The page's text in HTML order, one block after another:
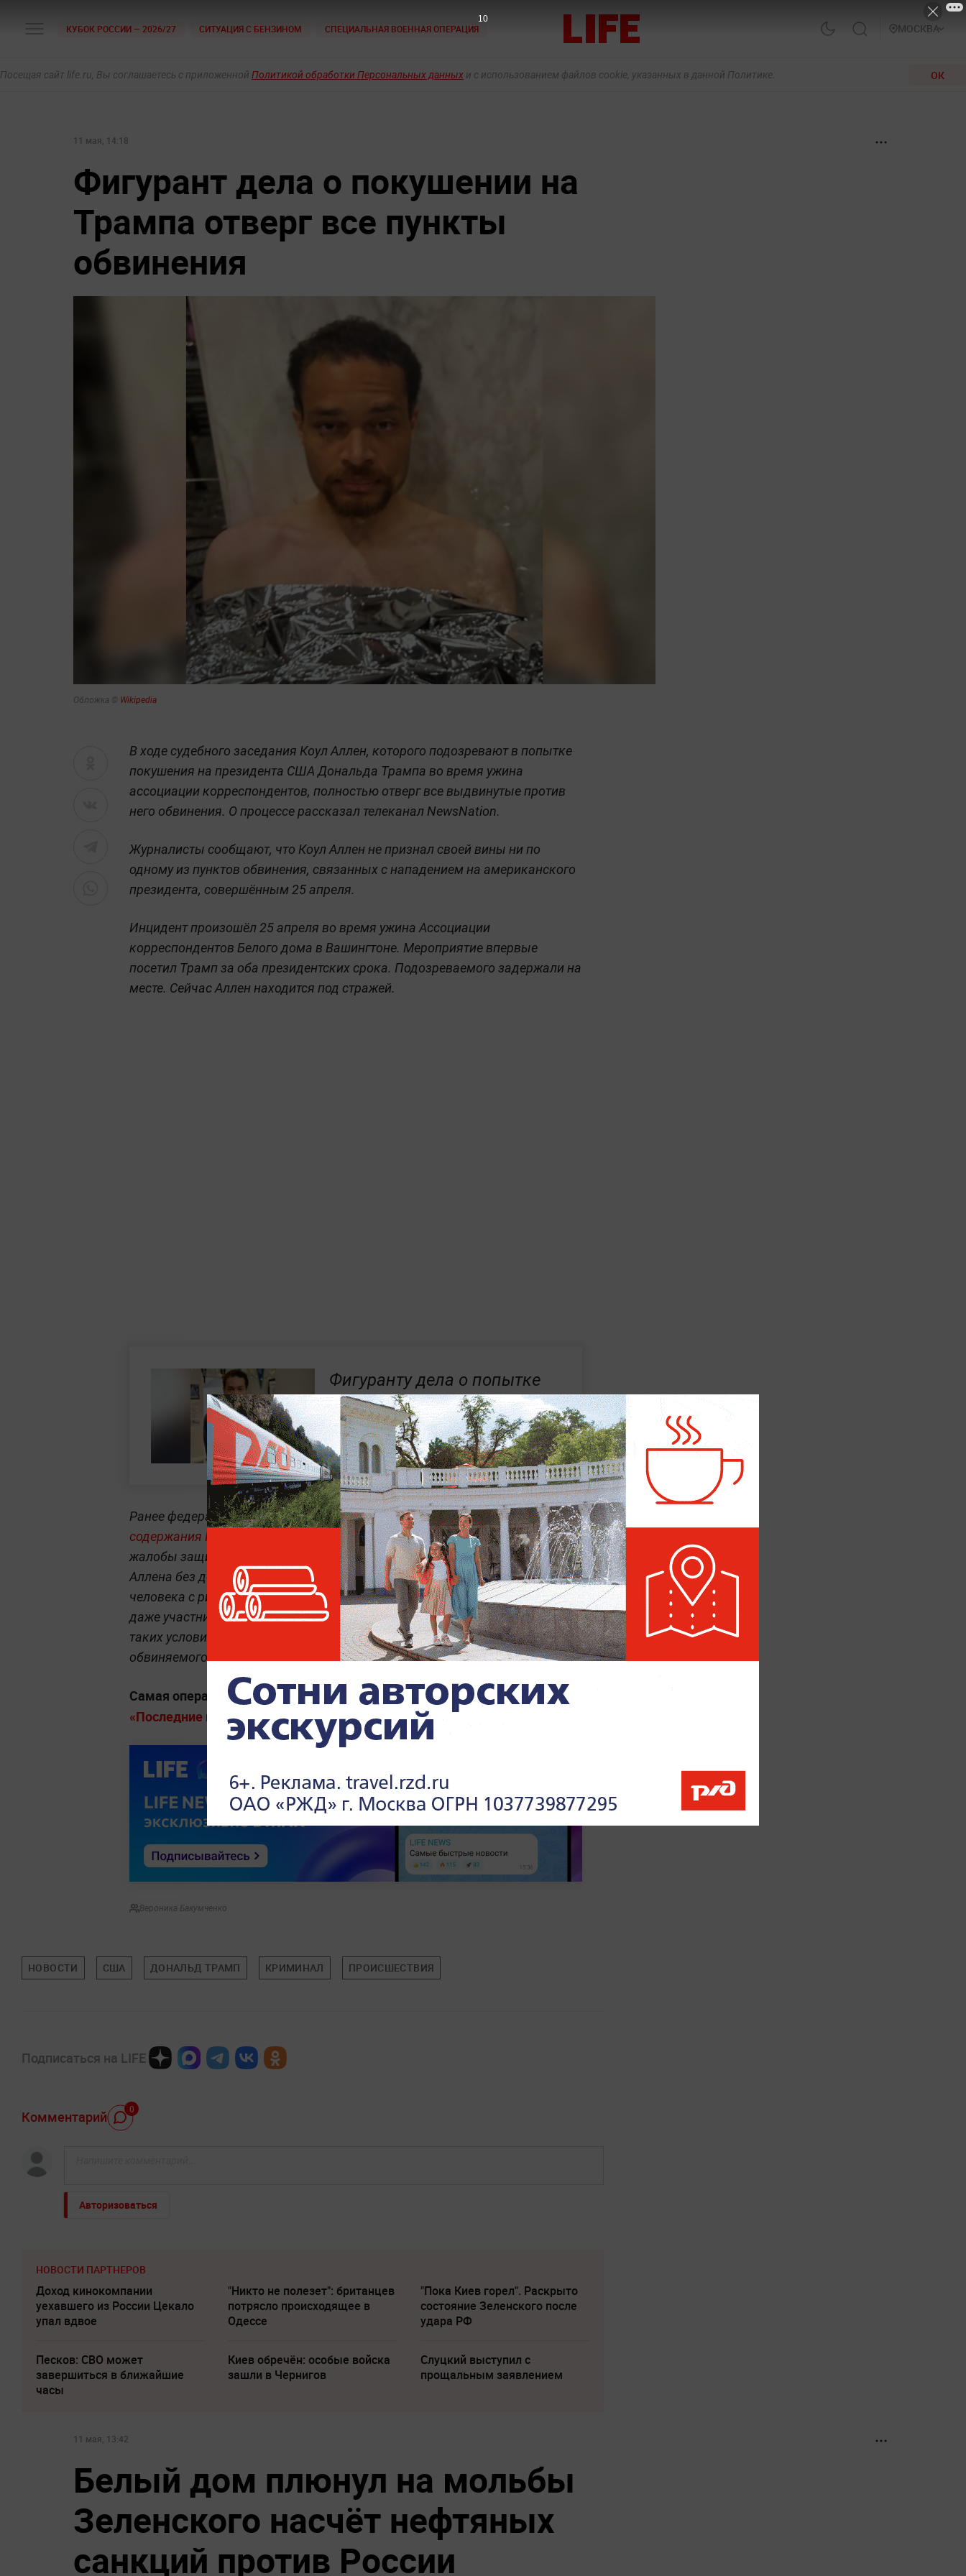
КУБОК РОССИИ — 2026/27 СИТУАЦИЯ С БЕНЗИНОМ СПЕЦИАЛЬНАЯ ВОЕННАЯ ОПЕРАЦИЯ МОСКВА
Посещая сайт life.ru, Вы соглашаетесь с приложенной Политикой обработки Персональных данных и с использованием файлов cookie, указанных в данной Политике. ОК
11 мая, 14:18
Фигурант дела о покушении на
Трампа отверг все пункты
обвинения
Обложка © Wikipedia
В ходе судебного заседания Коул Аллен, которого подозревают в попытке
покушения на президента США Дональда Трампа во время ужина
ассоциации корреспондентов, полностью отверг все выдвинутые против
него обвинения. О процессе рассказал телеканал NewsNation.
Журналисты сообщают, что Коул Аллен не признал своей вины ни по
одному из пунктов обвинения, связанных с нападением на американского
президента, совершённым 25 апреля.
Инцидент произошёл 25 апреля во время ужина Ассоциации
корреспондентов Белого дома в Вашингтоне. Мероприятие впервые
посетил Трамп за оба президентских срока. Подозреваемого задержали на
месте. Сейчас Аллен находится под стражей.
Фигуранту дела о попытке
покушения на Трампа
предъявили четвёртое
обвинение
Ранее федеральный суд в СШАпоставил под сомнение законность условий
содержания Коула Томаса Аллена.
Поводом для разбирательства стали
жалобы защиты на чрезмерно жёсткие меры. Адвокаты заявили, что
Аллена без достаточных оснований поместили под наблюдение как
человека с риском суицида. На заседании судья Зия Фаруки отметил, что
даже участников штурма Капитолия 6 января 2021 года не содержали в
таких условиях. Он обратил внимание на утверждения о фиксации
обвиняемого системой из пяти точек.
Самая оперативная информация о происходящем — в разделе
«Последние новости» на Life.ru.
Вероника Бакумченко
НОВОСТИ США ДОНАЛЬД ТРАМП КРИМИНАЛ ПРОИСШЕСТВИЯ
Подписаться на LIFE
Комментарий 0
Авторизоваться
НОВОСТИ ПАРТНЕРОВ
Доход кинокомпании
уехавшего из России Цекало
упал вдвое
"Никто не полезет": британцев
потрясло происходящее в
Одессе
"Пока Киев горел". Раскрыто
состояние Зеленского после
удара РФ
Песков: СВО может
завершиться в ближайшие
часы
Киев обречён: особые войска
зашли в Чернигов
Слуцкий выступил с
прощальным заявлением
11 мая, 13:42
Белый дом плюнул на мольбы
Зеленского насчёт нефтяных
санкций против России
9